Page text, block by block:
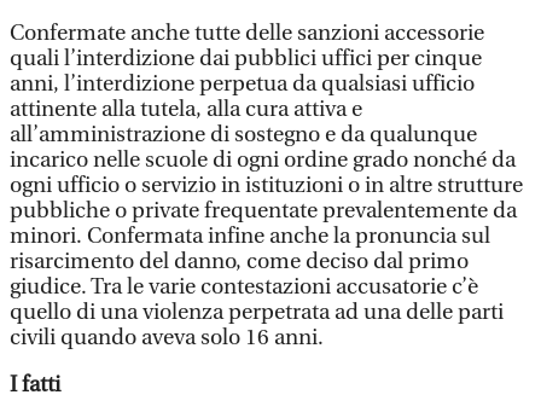
Confermate anche tutte delle sanzioni accessorie
quali l’interdizione dai pubblici uffici per cinque
anni, l’interdizione perpetua da qualsiasi ufficio
attinente alla tutela, alla cura attiva e
all’amministrazione di sostegno e da qualunque
incarico nelle scuole di ogni ordine grado nonché da
ogni ufficio o servizio in istituzioni o in altre strutture
pubbliche o private frequentate prevalentemente da
minori. Confermata infine anche la pronuncia sul
risarcimento del danno, come deciso dal primo
giudice. Tra le varie contestazioni accusatorie c’è
quello di una violenza perpetrata ad una delle parti
civili quando aveva solo 16 anni.
I fatti